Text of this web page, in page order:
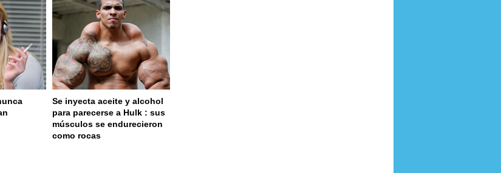
Se inyecta aceite y alcohol
para parecerse a Hulk : sus
músculos se endurecieron
como rocas